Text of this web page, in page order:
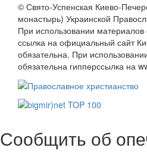
© Свято-Успенская Киево-
монастырь) Украинской
При использовании
ссылка на официальный сайт
обязательна. При
обязательна гипперссылка на
Сообщить об